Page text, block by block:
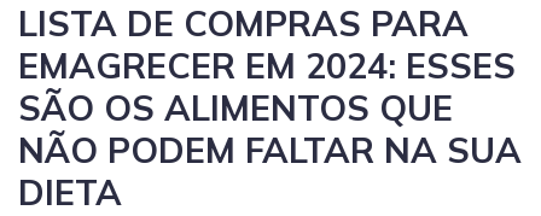
LISTA DE COMPRAS PARA
EMAGRECER EM 2024: ESSES
SÃO OS ALIMENTOS QUE
NÃO PODEM FALTAR NA SUA
DIETA